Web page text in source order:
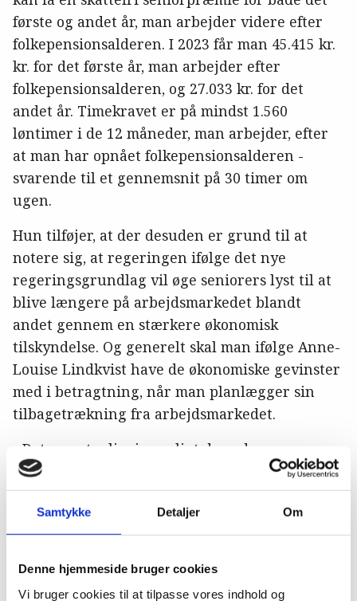
Samtykke Detaljer Om
Denne hjemmeside bruger cookies
Vi bruger cookies til at tilpasse vores indhold og
første og andet år, man arbejder videre efter
folkepensionsalderen. I 2023 får man 45.415 kr.
kr. for det første år, man arbejder efter
folkepensionsalderen, og 27.033 kr. for det
andet år. Timekravet er på mindst 1.560
løntimer i de 12 måneder, man arbejder, efter
at man har opnået folkepensionsalderen -
svarende til et gennemsnit på 30 timer om
ugen.
Hun tilføjer, at der desuden er grund til at
notere sig, at regeringen ifølge det nye
regeringsgrundlag vil øge seniorers lyst til at
blive længere på arbejdsmarkedet blandt
andet gennem en stærkere økonomisk
tilskyndelse. Og generelt skal man ifølge Anne-
Louise Lindkvist have de økonomiske gevinster
med i betragtning, når man planlægger sin
tilbagetrækning fra arbejdsmarkedet.
- Det er naturligvis særligt dem, der nærmer
sig pensionsalderen, som skal være
opmærksomme på de økonomiske fordele ved at
udskyde pensionen. Og netop denne gruppe
kommer til at vokse betydeligt i 2023, hvor der i
forhold til de seneste år vil være dobbelt så